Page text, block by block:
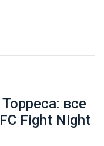
все
Fight Night